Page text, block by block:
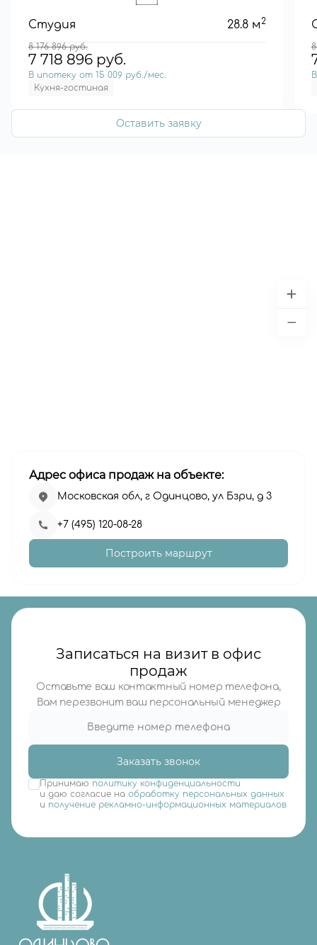
Студия 28.8 м2
8 176 896руб.
7 718 896 руб.
В ипотеку от 15 009 руб./мес.
Кухня-гостиная
Оставить заявку
Адрес офиса продаж на объекте:
Московская обл, г Одинцово, ул Бзри, д 3
+7 (495) 120-08-28
Построить маршрут
Записаться на визит в офис
продаж
Оставьте ваш контактный номер телефона,
Вам перезвонит ваш персональный менеджер
Заказать звонок
Принимаю политику конфиденциальности
и даю согласие на обработку персональных данных
и получение рекламно-информационных материалов